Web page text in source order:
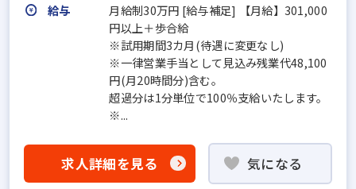
給与
月給制30万円 [給与補足] 【月給】301,000
円以上＋歩合給
※試用期間3カ月(待遇に変更なし)
※一律営業手当として見込み残業代48,100
円(月20時間分)含む。
超過分は1分単位で100％支給いたします。
※...
求人詳細を見る 気になる